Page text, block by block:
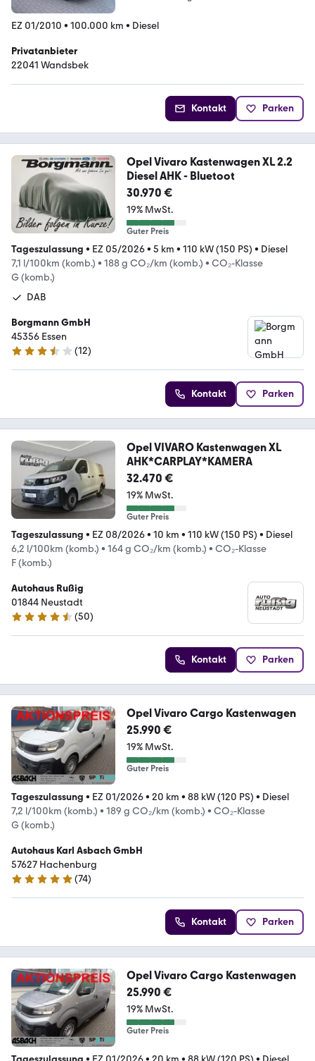
EZ 01/2010 • 100.000 km • Diesel
Privatanbieter
22041 Wandsbek
Kontakt Parken
Opel Vivaro Kastenwagen XL 2.2
Diesel AHK - Bluetoot
30.970 €
19% MwSt.
Guter Preis
Tageszulassung • EZ 05/2026• 5 km • 110 kW (150 PS) • Diesel
7,1 l/100km (komb.) • 188 g CO₂/km (komb.) • CO₂-Klasse
G (komb.)
DAB
Borgmann GmbH
45356 Essen
3.7 Sterne
(12)
Kontakt Parken
Opel VIVARO Kastenwagen XL
AHK*CARPLAY*KAMERA
32.470 €
19% MwSt.
Guter Preis
Tageszulassung • EZ 08/2026• 10 km • 110 kW (150 PS) • Diesel
6,2 l/100km (komb.) • 164 g CO₂/km (komb.) • CO₂-Klasse
F (komb.)
Autohaus Rußig
01844 Neustadt
4.3 Sterne
(50)
Kontakt Parken
Opel Vivaro Cargo Kastenwagen
25.990 €
19% MwSt.
Guter Preis
Tageszulassung • EZ 01/2026• 20 km • 88 kW (120 PS) • Diesel
7,2 l/100km (komb.) • 189 g CO₂/km (komb.) • CO₂-Klasse
G (komb.)
Autohaus Karl Asbach GmbH
57627 Hachenburg
4.8 Sterne
(74)
Kontakt Parken
Opel Vivaro Cargo Kastenwagen
25.990 €
19% MwSt.
Guter Preis